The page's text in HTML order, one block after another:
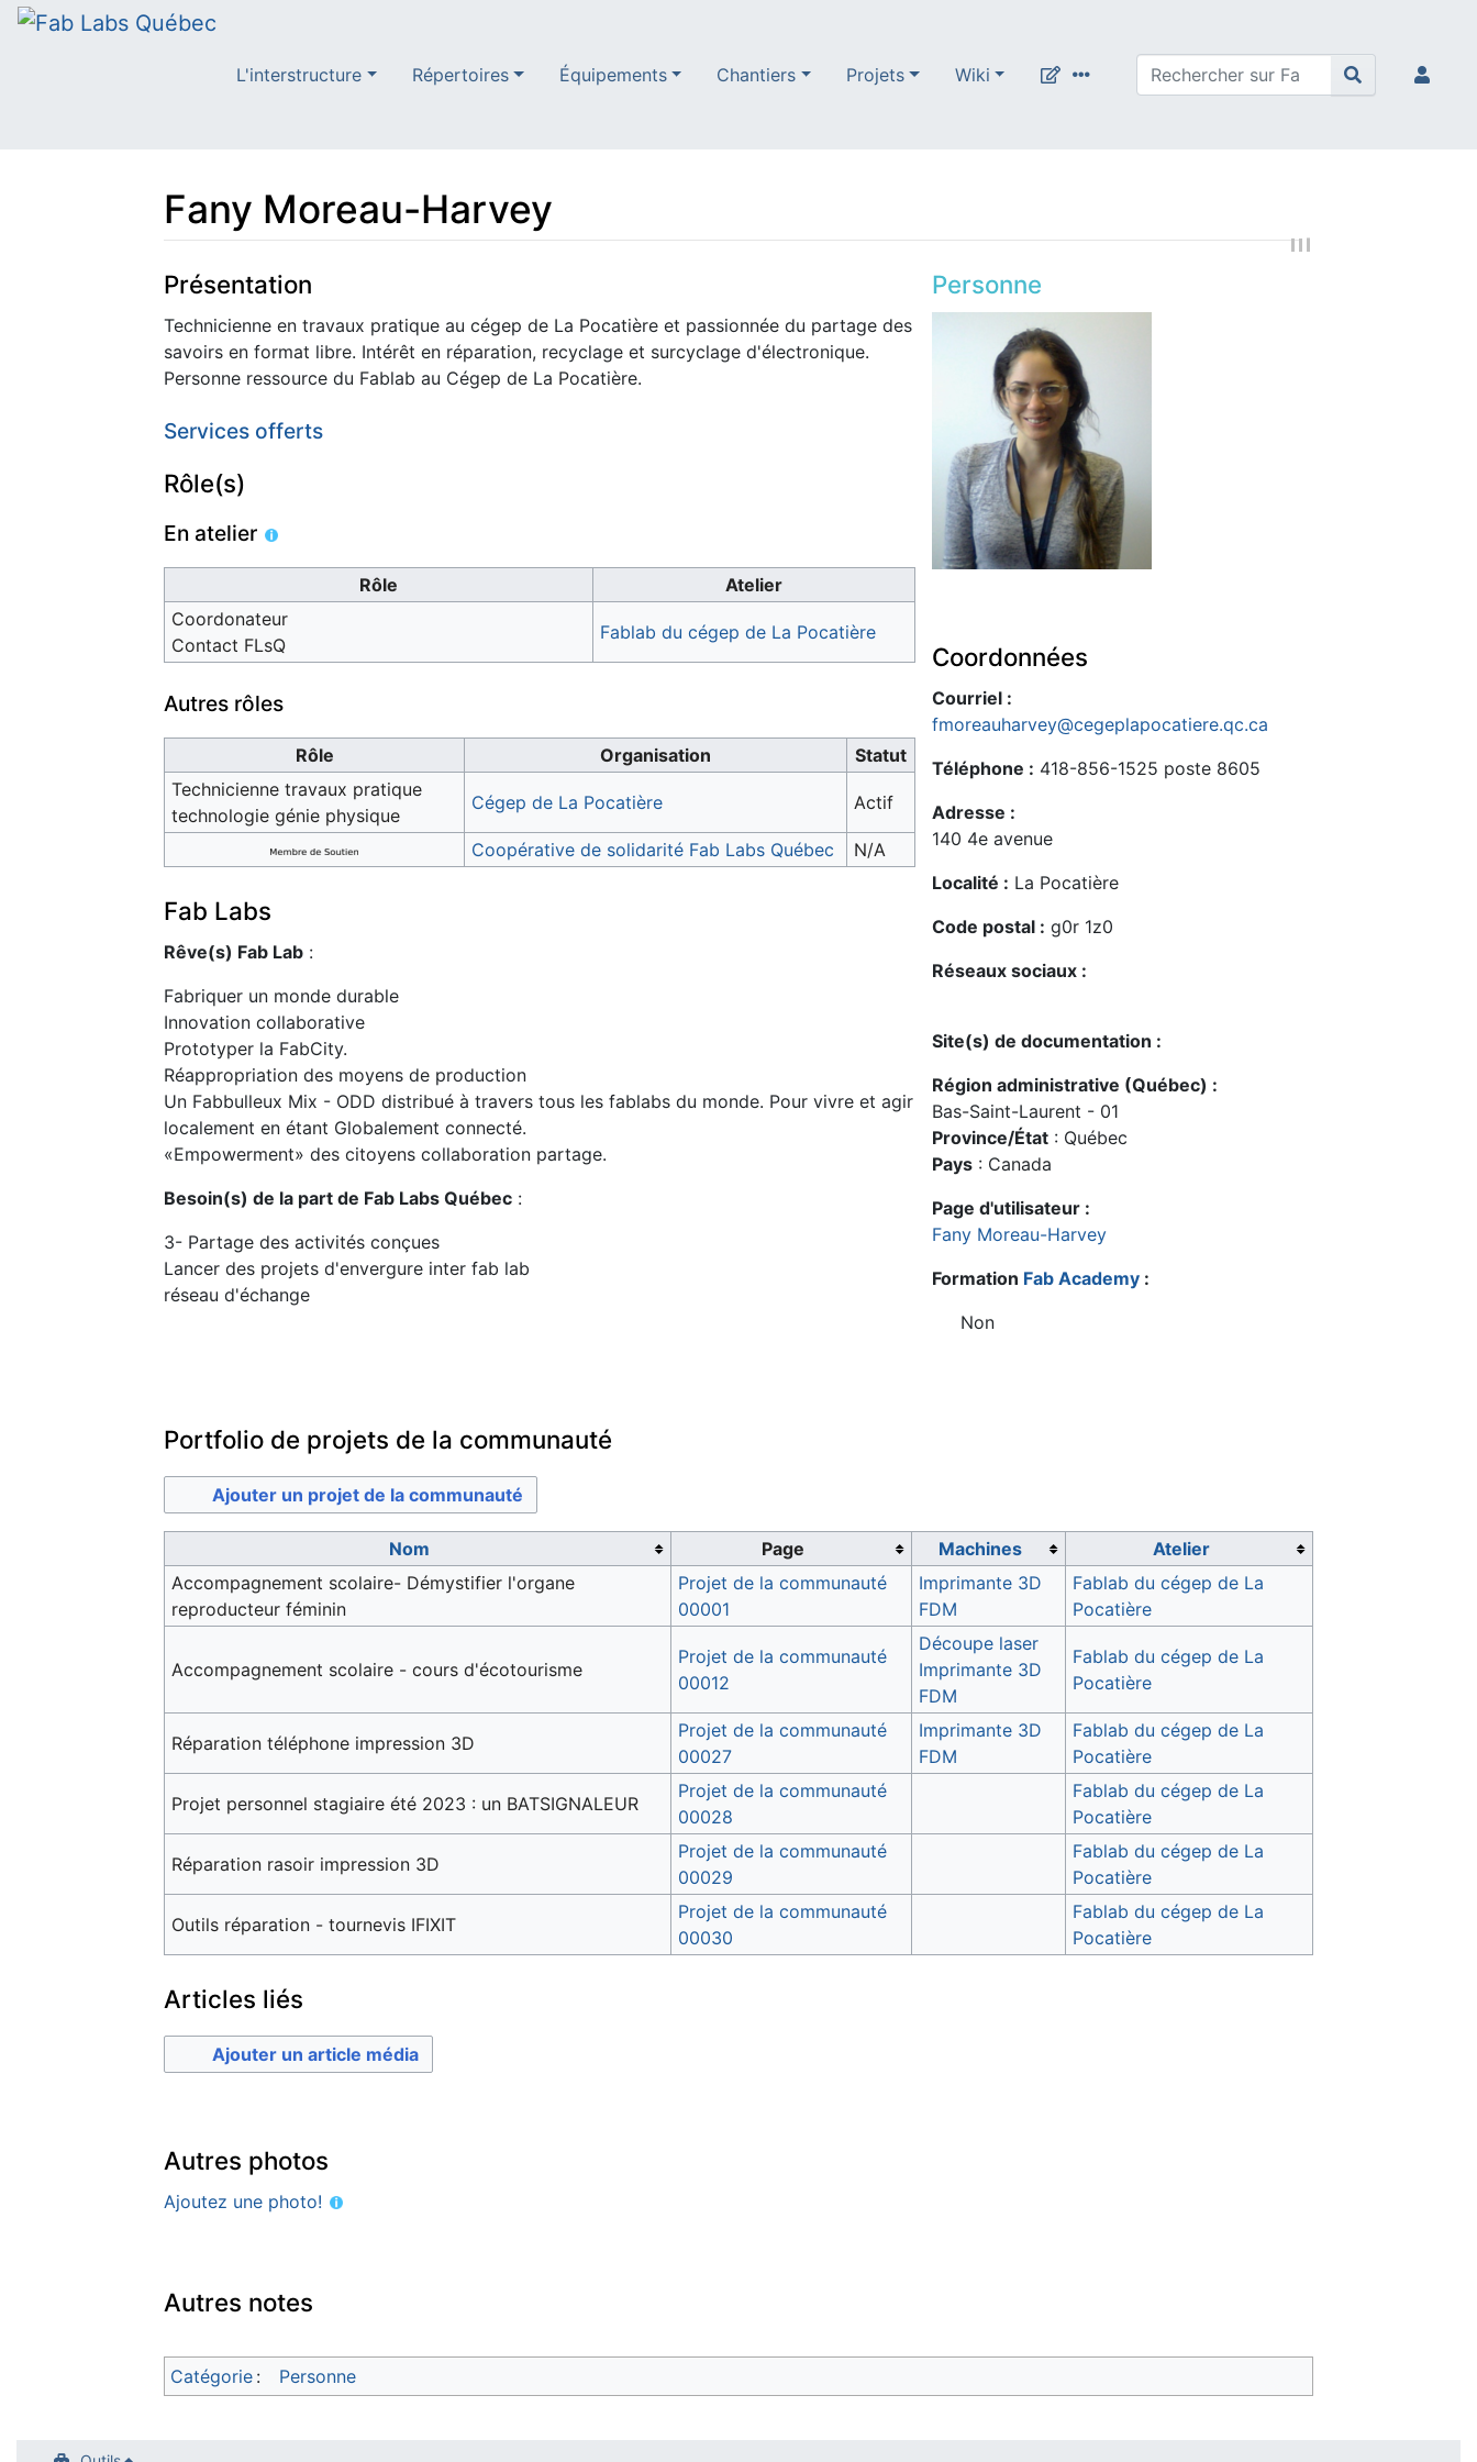
L'interstructure Répertoires Équipements Chantiers Projets Wiki
Fany Moreau-Harvey
Aller à : navigation Personne
Coordonnées
Courriel :
fmoreauharvey@cegeplapocatiere.qc.ca
Téléphone : 418-856-1525 poste 8605
Adresse :
140 4e avenue
Localité : La Pocatière
Code postal : g0r 1z0
Réseaux sociaux :
Site(s) de documentation :
Région administrative (Québec) :
Bas-Saint-Laurent - 01
Province/État : Québec
Pays : Canada
Page d'utilisateur :
Fany Moreau-Harvey
Formation Fab Academy :
Non
Présentation
Technicienne en travaux pratique au cégep de La Pocatière et passionnée du partage des
savoirs en format libre. Intérêt en réparation, recyclage et surcyclage d'électronique.
Personne ressource du Fablab au Cégep de La Pocatière.
Services offerts
Rôle(s)
En atelier
Rôle
Atelier
Coordonateur
Contact FLsQ
Fablab du cégep de La Pocatière
Autres rôles
Rôle Organisation
Statut
Technicienne travaux pratique
technologie génie physique
Cégep de La Pocatière Actif
Coopérative de solidarité Fab Labs Québec N/A
Fab Labs
Rêve(s) Fab Lab :
Fabriquer un monde durable
Innovation collaborative
Prototyper la FabCity.
Réappropriation des moyens de production
Un Fabbulleux Mix - ODD distribué à travers tous les fablabs du monde. Pour vivre et agir
localement en étant Globalement connecté.
«Empowerment» des citoyens collaboration partage.
Besoin(s) de la part de Fab Labs Québec :
3- Partage des activités conçues
Lancer des projets d'envergure inter fab lab
réseau d'échange
Portfolio de projets de la communauté
Ajouter un projet de la communauté
Nom Page Machines
Atelier
Accompagnement scolaire- Démystifier l'organe
reproducteur féminin
Projet de la communauté
00001
Imprimante 3D
FDM
Fablab du cégep de La
Pocatière
Accompagnement scolaire - cours d'écotourisme
Projet de la communauté
00012
Découpe laser
Imprimante 3D
FDM
Fablab du cégep de La
Pocatière
Réparation téléphone impression 3D
Projet de la communauté
00027
Imprimante 3D
FDM
Fablab du cégep de La
Pocatière
Projet personnel stagiaire été 2023 : un BATSIGNALEUR
Projet de la communauté
00028
Fablab du cégep de La
Pocatière
Réparation rasoir impression 3D
Projet de la communauté
00029
Fablab du cégep de La
Pocatière
Outils réparation - tournevis IFIXIT
Projet de la communauté
00030
Fablab du cégep de La
Pocatière
Articles liés
Ajouter un article média
Autres photos
Ajoutez une photo!
Autres notes
Catégorie : Personne